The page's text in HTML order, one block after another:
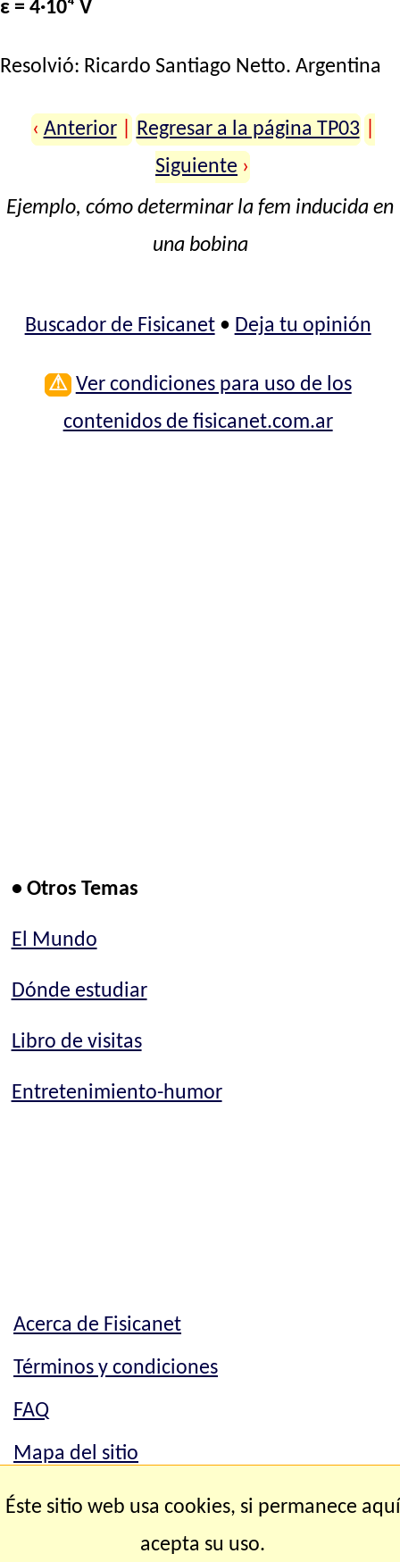
ε = 4·10⁴ V
Resolvió: Ricardo Santiago Netto. Argentina
‹ Anterior Regresar a la página TP03
Siguiente ›
Ejemplo, cómo determinar la fem inducida en
una bobina
Buscador de Fisicanet• Deja tu opinión
⚠ Ver condiciones para uso de los
contenidos de fisicanet.com.ar
• Otros Temas
El Mundo
Dónde estudiar
Libro de visitas
Entretenimiento-humor
Acerca de Fisicanet
Términos y condiciones
FAQ
Mapa del sitio
Mapa del sitio
Éste sitio web usa cookies, si permanece aquí
acepta su uso.